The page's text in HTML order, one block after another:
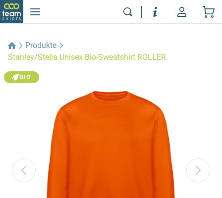
Produkte
Stanley/Stella Unisex Bio-Sweatshirt ROLLER
BIO